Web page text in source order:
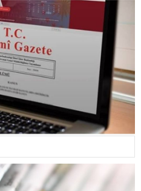
229,7 milyar lira seyahat harcaması
Sağlık Bakanlığı duyurdu: Vahşetin
2 salgın vaka tespit edildi